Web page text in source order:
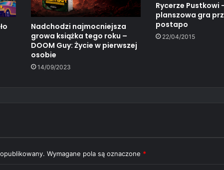
Nadchodzi najmocniejsza
growa książka tego roku –
DOOM Guy: Życie w pierwszej
osobie
14/09/2023
Rycerze Pustkowi
planszowa gra
postapo
22/04/2015
Wymagane pola są oznaczone *